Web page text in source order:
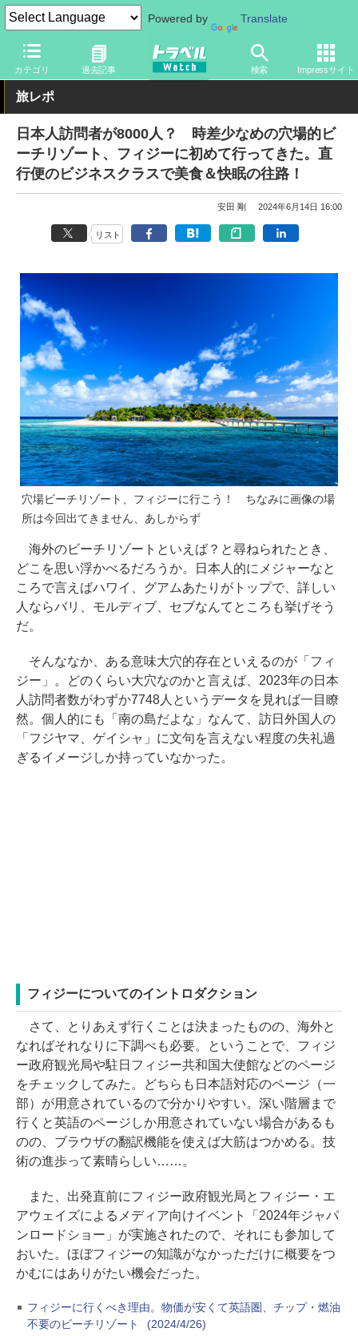
Powered by Translate
カテゴリ 過去記事 検索 Impressサイト
トラベル Watch 地域 海外旅行 オセアニア
旅レポ
日本人訪問者が8000人？ 時差少なめの穴場的ビ
ーチリゾート、フィジーに初めて行ってきた。直
行便のビジネスクラスで美食＆快眠の往路！
安田 剛 2024年6月14日 16:00
リスト
穴場ビーチリゾート、フィジーに行こう！ ちなみに画像の場
所は今回出てきません、あしからず
海外のビーチリゾートといえば？と尋ねられたとき、
どこを思い浮かべるだろうか。日本人的にメジャーなと
ころで言えばハワイ、グアムあたりがトップで、詳しい
人ならバリ、モルディブ、セブなんてところも挙げそう
だ。
そんななか、ある意味大穴的存在といえるのが「フィ
ジー」。どのくらい大穴なのかと言えば、2023年の日本
人訪問者数がわずか7748人というデータを見れば一目瞭
然。個人的にも「南の島だよな」なんて、訪日外国人の
「フジヤマ、ゲイシャ」に文句を言えない程度の失礼過
ぎるイメージしか持っていなかった。
フィジーについてのイントロダクション
さて、とりあえず行くことは決まったものの、海外と
なればそれなりに下調べも必要。ということで、フィジ
ー政府観光局や駐日フィジー共和国大使館などのページ
をチェックしてみた。どちらも日本語対応のページ（一
部）が用意されているので分かりやすい。深い階層まで
行くと英語のページしか用意されていない場合があるも
のの、ブラウザの翻訳機能を使えば大筋はつかめる。技
術の進歩って素晴らしい……。
また、出発直前にフィジー政府観光局とフィジー・エ
アウェイズによるメディア向けイベント「2024年ジャパ
ンロードショー」が実施されたので、それにも参加して
おいた。ほぼフィジーの知識がなかっただけに概要をつ
かむにはありがたい機会だった。
フィジーに行くべき理由。物価が安くて英語圏、チップ・燃油
不要のビーチリゾート
(2024/4/26)